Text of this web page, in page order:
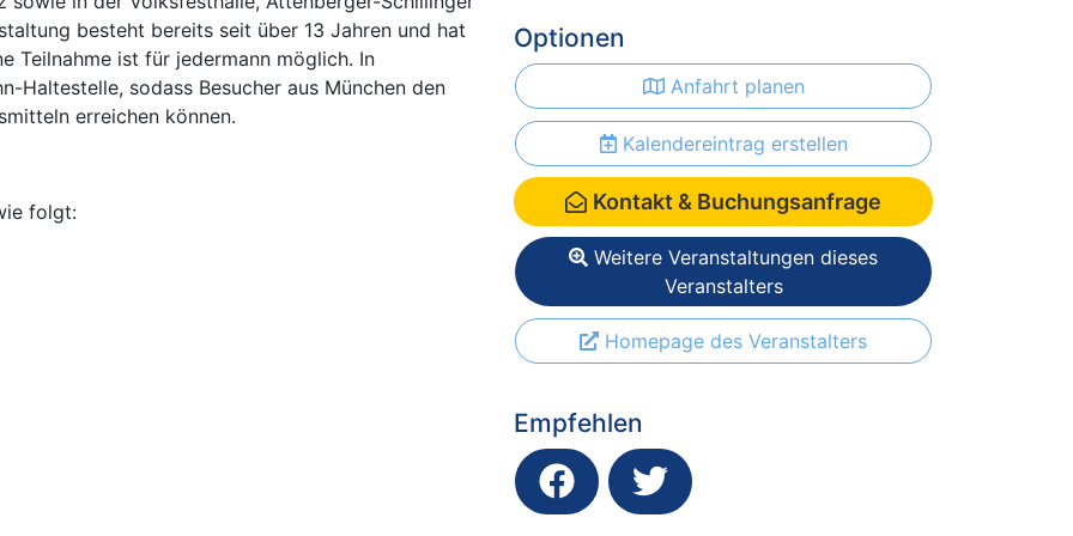
besteht bereits seit über 13 Jahren und hat
Teilnahme ist für jedermann möglich. In
Haltestelle, sodass Besucher aus München den
erreichen können.
folgt:
Optionen
Anfahrt planen
Kalendereintrag erstellen
Kontakt & Buchungsanfrage
Weitere Veranstaltungen dieses
Veranstalters
Homepage des Veranstalters
Empfehlen